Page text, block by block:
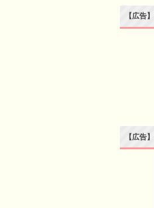
【広告
【広告